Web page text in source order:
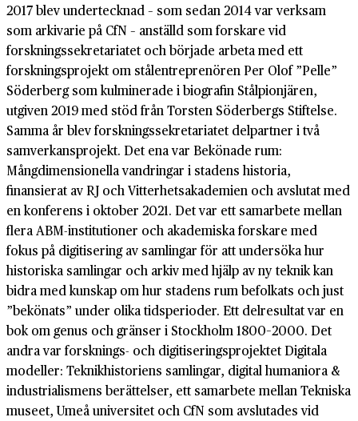
2017 blev undertecknad – som sedan 2014 var verksam
som arkivarie på CfN – anställd som forskare vid
forskningssekretariatet och började arbeta med ett
forskningsprojekt om stålentreprenören Per Olof ”Pelle”
Söderberg som kulminerade i biografin Stålpionjären,
utgiven 2019 med stöd från Torsten Söderbergs Stiftelse.
Samma år blev forskningssekretariatet delpartner i två
samverkansprojekt. Det ena var Bekönade rum:
Mångdimensionella vandringar i stadens historia,
finansierat av RJ och Vitterhetsakademien och avslutat med
en konferens i oktober 2021. Det var ett samarbete mellan
flera ABM-institutioner och akademiska forskare med
fokus på digitisering av samlingar för att undersöka hur
historiska samlingar och arkiv med hjälp av ny teknik kan
bidra med kunskap om hur stadens rum befolkats och just
”bekönats” under olika tidsperioder. Ett delresultat var en
bok om genus och gränser i Stockholm 1800–2000. Det
andra var forsknings- och digitiseringsprojektet Digitala
modeller: Teknikhistoriens samlingar, digital humaniora &
industrialismens berättelser, ett samarbete mellan Tekniska
museet, Umeå universitet och CfN som avslutades vid